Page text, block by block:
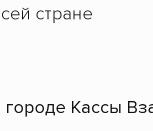
стране
Кассы